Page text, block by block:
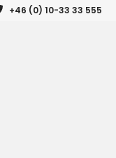
+46 (0) 10-33 33 555